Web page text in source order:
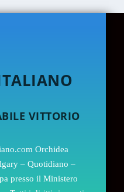
VITTORIO
Orchidea
– Quotidiano –
presso il Ministero